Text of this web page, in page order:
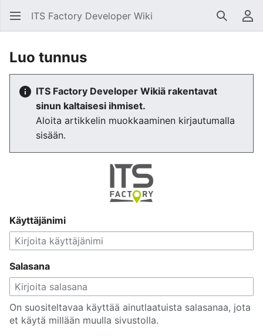
ITS Factory Developer Wiki Hae
Luo tunnus
ITS Factory Developer Wikiä rakentavat
sinun kaltaisesi ihmiset.
Aloita artikkelin muokkaaminen kirjautumalla
sisään.
Käyttäjänimi
Salasana
On suositeltavaa käyttää ainutlaatuista salasanaa, jota
et käytä millään muulla sivustolla.